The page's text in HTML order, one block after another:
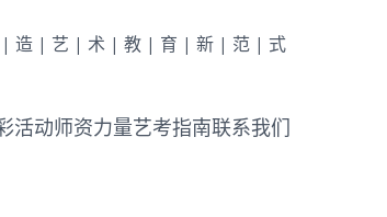
|造|艺|术|教|育|新|范|式
活动师资力量艺考指南联系我们